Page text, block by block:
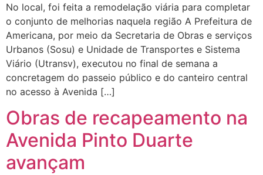
No local, foi feita a remodelação viária para completar
o conjunto de melhorias naquela região A Prefeitura de
Americana, por meio da Secretaria de Obras e serviços
Urbanos (Sosu) e Unidade de Transportes e Sistema
Viário (Utransv), executou no final de semana a
concretagem do passeio público e do canteiro central
no acesso à Avenida […]
Obras de recapeamento na
Avenida Pinto Duarte
avançam